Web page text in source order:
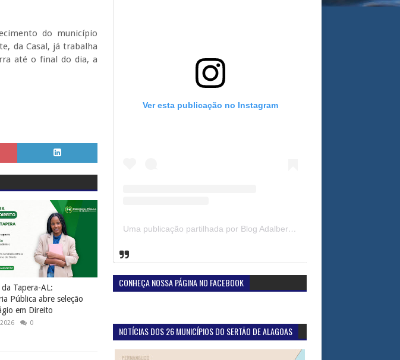
do município
da Casal, já trabalha
até o final do dia, a
da Tapera-AL:
Pública abre seleção
em Direito
0
Ver esta publicação no Instagram
Uma publicação partilhada por Blog Adalberto Gomes Noticias (@blogadalbertogomesnoticiass)
CONHEÇA NOSSA PÁGINA NO FACEBOOK
NOTÍCIAS DOS 26 MUNICÍPIOS DO SERTÃO DE ALAGOAS